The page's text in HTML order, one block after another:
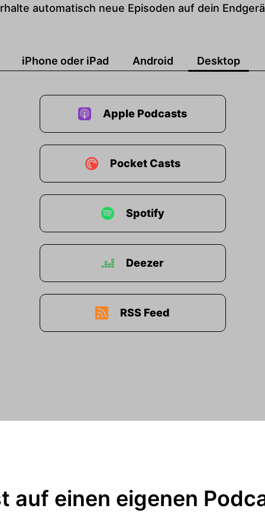
automatisch neue Episoden auf dein
iPhone oder iPad Android Desktop
Apple Podcasts
Pocket Casts
Spotify
Deezer
RSS Feed
auf einen eigenen